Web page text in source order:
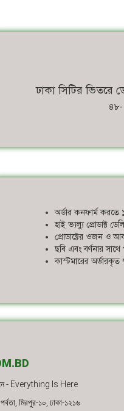
ঢাকা সিটির ভিতরে
৪৮-
অর্ডার কনফার্ম করতে
হাই ভ্যল্যু প্রোডাক্ট
প্রোডাক্টের ওজন ও
ছবি এবং বর্ণনার
কাস্টমারের অর্ডারকৃত
- Everything Is Here
মিরপুর-১০, ঢাকা-১২১৬